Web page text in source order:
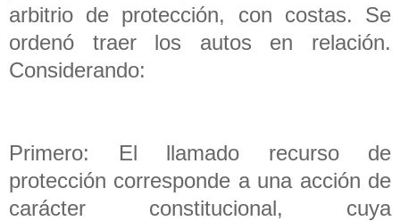
arbitrio de protección, con costas. Se
ordenó traer los autos en relación.
Considerando:
Primero: El llamado recurso de
protección corresponde a una acción de
carácter constitucional, cuya